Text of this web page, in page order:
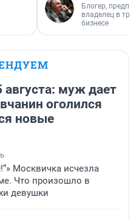
Блогер,
владелец в
бизнесе
муж дает
оголился
новые
Москвичка исчезла
Что произошло в
девушки